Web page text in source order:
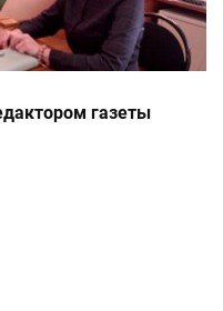
газеты